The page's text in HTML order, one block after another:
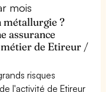
mois
métallurgie ?
assurance
de Etireur /
risques
l'activité de Etireur